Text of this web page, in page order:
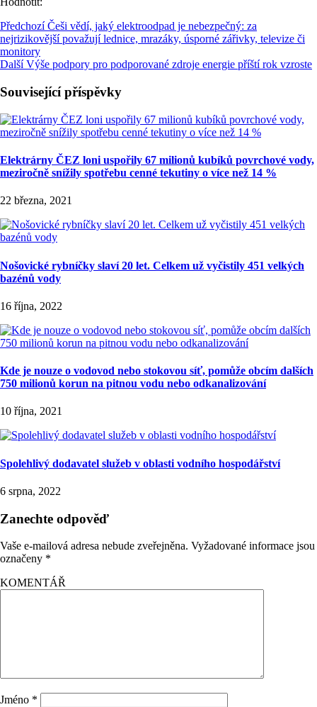
Předchozí Češi vědí, jaký elektroodpad je nebezpečný: za
nejrizikovější považují lednice, mrazáky, úsporné zářivky, televize či
monitory
Další Výše podpory pro podporované zdroje energie příští rok vzroste
Související příspěvky
Elektrárny ČEZ loni uspořily 67 milionů kubíků povrchové vody,
meziročně snížily spotřebu cenné tekutiny o více než 14 %
22 března, 2021
Nošovické rybníčky slaví 20 let. Celkem už vyčistily 451 velkých
bazénů vody
16 října, 2022
Kde je nouze o vodovod nebo stokovou síť, pomůže obcím dalších
750 milionů korun na pitnou vodu nebo odkanalizování
10 října, 2021
Spolehlivý dodavatel služeb v oblasti vodního hospodářství
6 srpna, 2022
Zanechte odpověď
Vaše e-mailová adresa nebude zveřejněna. Vyžadované informace jsou
označeny *
KOMENTÁŘ
Jméno *